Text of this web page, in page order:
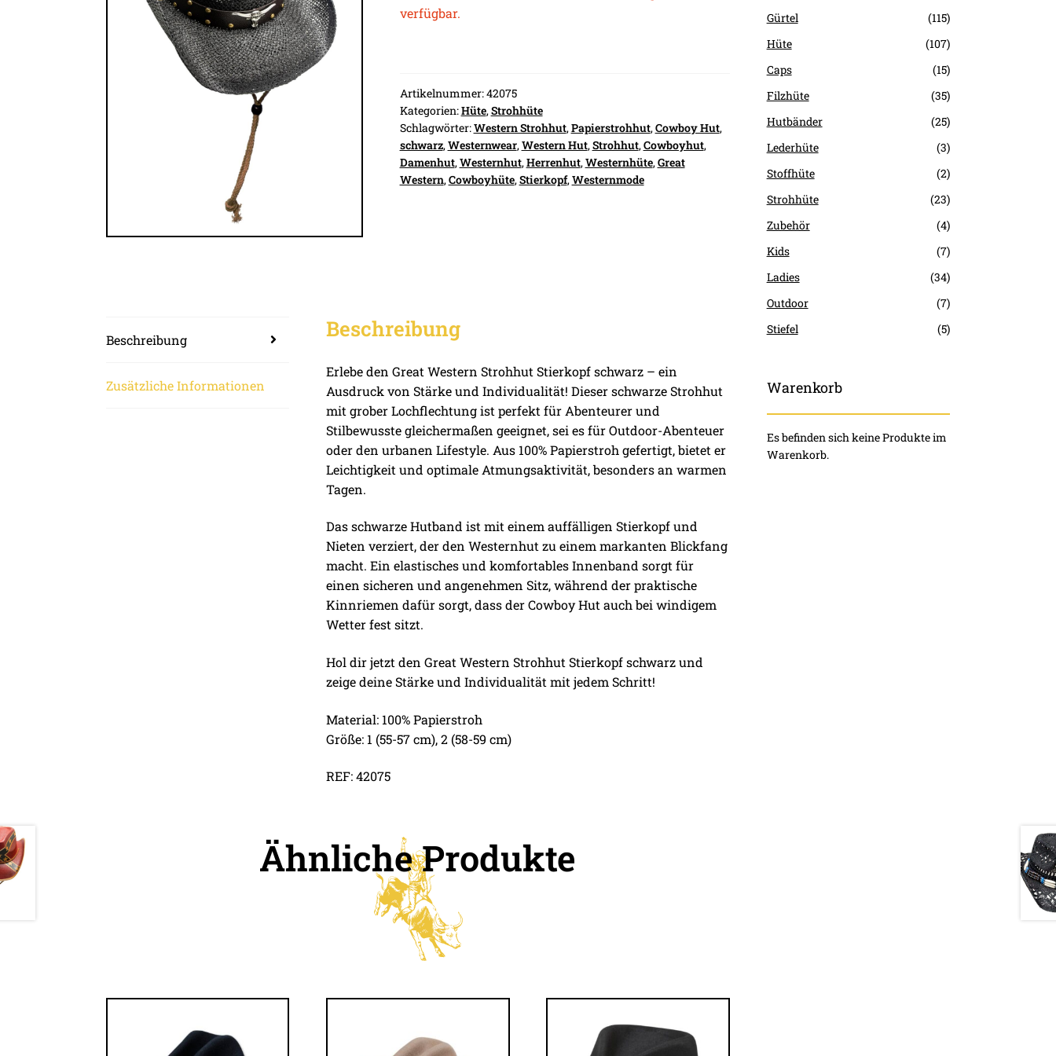
verfügbar.
Artikelnummer:42075
Kategorien:Hüte,Strohhüte
Schlagwörter:Western Strohhut,Papierstrohhut,Cowboy Hut,
schwarz,Westernwear,Western Hut,Strohhut,Cowboyhut,
Damenhut,Westernhut,Herrenhut,Westernhüte,Great
Western,Cowboyhüte,Stierkopf,Westernmode
Beschreibung
Zusätzliche Informationen
Beschreibung
Erlebe den Great Western Strohhut Stierkopf schwarz – ein
Ausdruck von Stärke und Individualität! Dieser schwarze Strohhut
mit grober Lochflechtung ist perfekt für Abenteurer und
Stilbewusste gleichermaßen geeignet, sei es für Outdoor-Abenteuer
oder den urbanen Lifestyle. Aus 100% Papierstroh gefertigt, bietet er
Leichtigkeit und optimale Atmungsaktivität, besonders an warmen
Tagen.
Das schwarze Hutband ist mit einem auffälligen Stierkopf und
Nieten verziert, der den Westernhut zu einem markanten Blickfang
macht. Ein elastisches und komfortables Innenband sorgt für
einen sicheren und angenehmen Sitz, während der praktische
Kinnriemen dafür sorgt, dass der Cowboy Hut auch bei windigem
Wetter fest sitzt.
Hol dir jetzt den Great Western Strohhut Stierkopf schwarz und
zeige deine Stärke und Individualität mit jedem Schritt!
Material: 100% Papierstroh
Größe: 1 (55-57 cm), 2 (58-59 cm)
REF: 42075
Ähnliche Produkte
Gürtel
(115)
Hüte
(107)
Caps
(15)
Filzhüte
(35)
Hutbänder
(25)
Lederhüte
(3)
Stoffhüte
(2)
Strohhüte
(23)
Zubehör
(4)
Kids
(7)
Ladies
(34)
Outdoor
(7)
Stiefel
(5)
Warenkorb
Es befinden sich keine Produkte im
Warenkorb.